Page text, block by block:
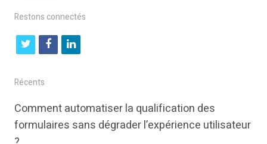
Restons connectés
t
i
t
f
b
l
k
e
Récents
Comment automatiser la qualification des
formulaires sans dégrader l’expérience utilisateur